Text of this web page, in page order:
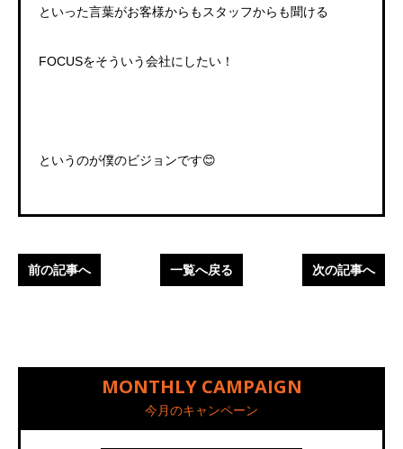
といった言葉がお客様からもスタッフからも聞ける
FOCUSをそういう会社にしたい！
というのが僕のビジョンです😊
前の記事へ 一覧へ戻る 次の記事へ
MONTHLY CAMPAIGN
今月のキャンペーン